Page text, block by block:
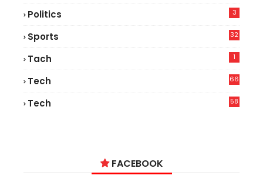
Politics 3
Sports 32
Tach 1
Tech
66
Tech
58
FACEBOOK